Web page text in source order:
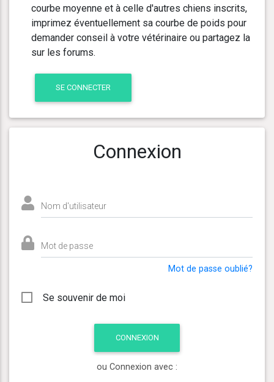
courbe moyenne et à celle d'autres chiens inscrits,
imprimez éventuellement sa courbe de poids pour
demander conseil à votre vétérinaire ou partagez la
sur les forums.
SE CONNECTER
Connexion
Nom d'utilisateur
Mot de passe
Mot de passe oublié?
Se souvenir de moi
ou Connexion avec :